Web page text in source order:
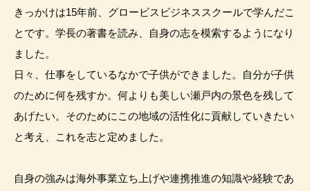
きっかけは15年前、グロービスビジネススクールで学んだこ
とです。学長の著書を読み、自身の志を模索するようになり
ました。
日々、仕事をしているなかで子供ができました。自分が子供
のために何を残すか。何よりも美しい瀬戸内の景色を残して
あげたい。そのためにこの地域の活性化に貢献していきたい
と考え、これを志と定めました。
自身の強みは海外事業立ち上げや連携推進の知識や経験であ